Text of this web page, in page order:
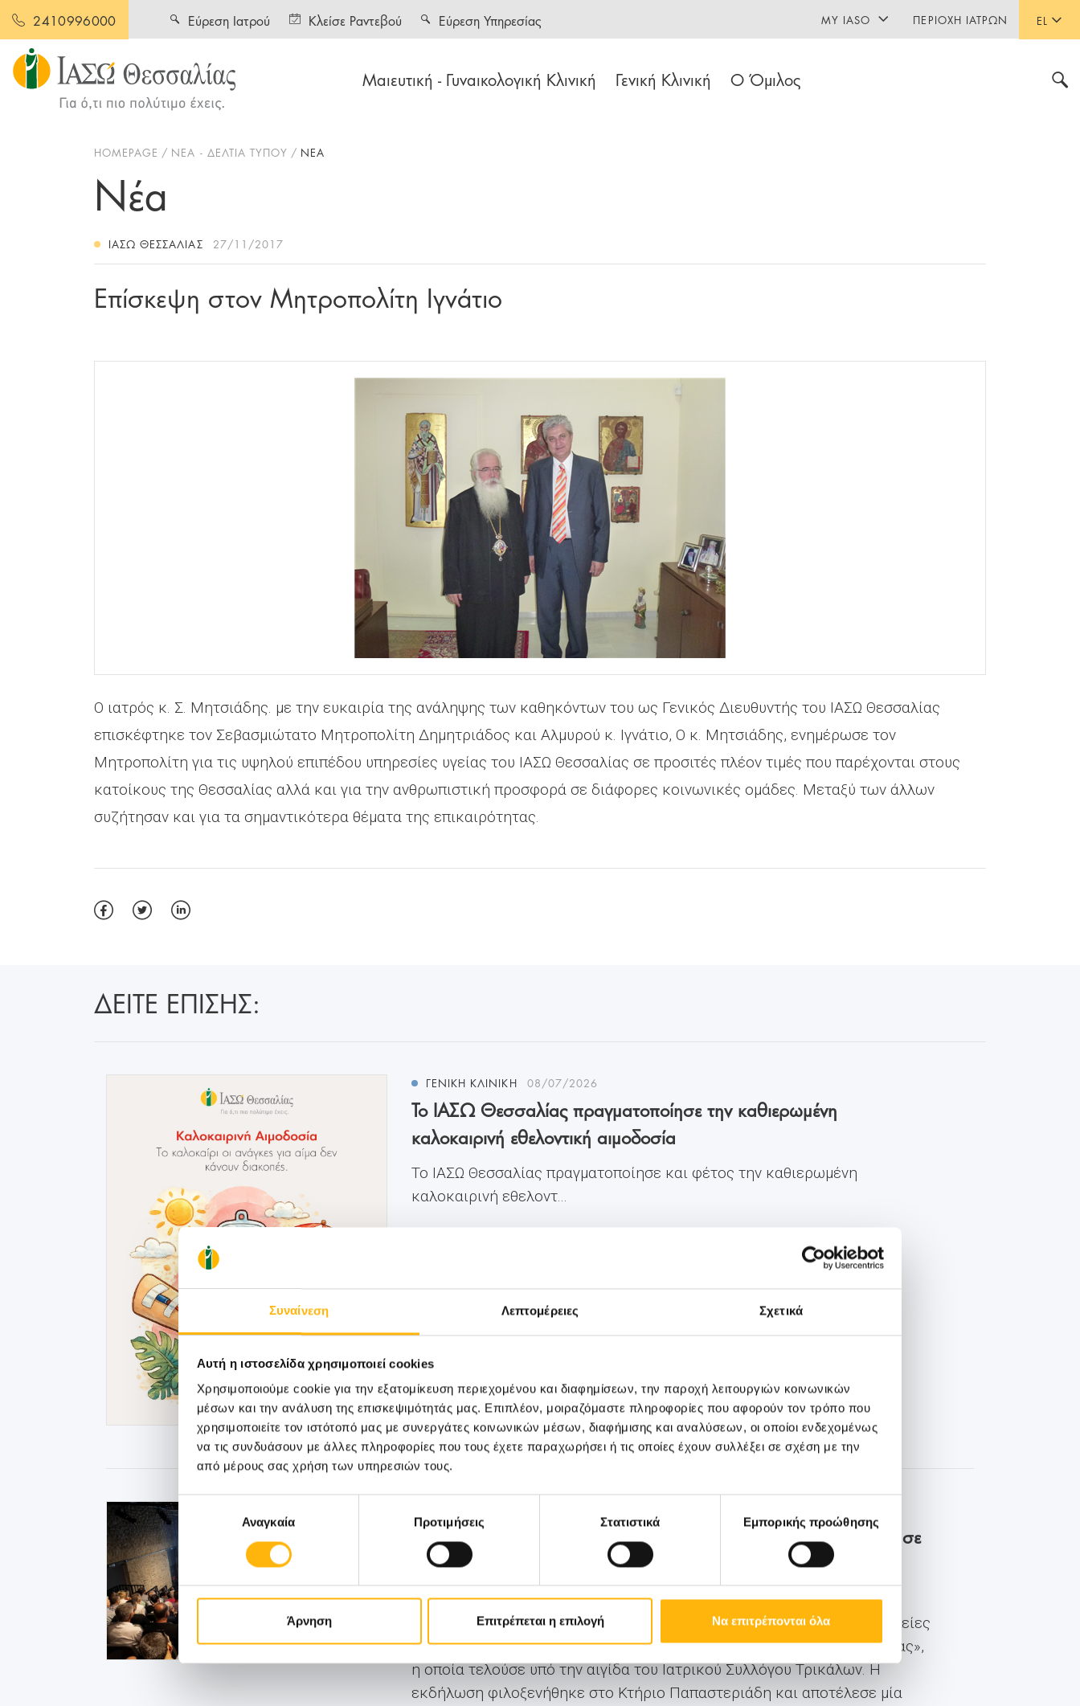
Συναίνεση Λεπτομέρειες Σχετικά
Αυτή η ιστοσελίδα χρησιμοποιεί cookies
Χρησιμοποιούμε cookie για την εξατομίκευση περιεχομένου και διαφημίσεων, την παροχή λειτουργιών κοινωνικών
μέσων και την ανάλυση της επισκεψιμότητάς μας. Επιπλέον, μοιραζόμαστε πληροφορίες που αφορούν τον τρόπο που
χρησιμοποιείτε τον ιστότοπό μας με συνεργάτες κοινωνικών μέσων, διαφήμισης και αναλύσεων, οι οποίοι ενδεχομένως
να τις συνδυάσουν με άλλες πληροφορίες που τους έχετε παραχωρήσει ή τις οποίες έχουν συλλέξει σε σχέση με την
από μέρους σας χρήση των υπηρεσιών τους.
Επιλογή
συγκατάθεσηςΑναγκαία Προτιμήσεις Στατιστικά Εμπορικής προώθησης
Άρνηση Επιτρέπεται η επιλογή Να επιτρέπονται όλα
2410996000 EL
Μαιευτική - Γυναικολογική Κλινική Γενική Κλινική Ο Όμιλος
Εύρεση Ιατρού Κλείσε Ραντεβού Εύρεση Υπηρεσίας MY IASO ΠΕΡΙΟΧΉ ΙΑΤΡΏΝ
HOMEPAGE ΝΕΑ - ΔΕΛΤΙΑ ΤΥΠΟΥ ΝΕΑ
Νέα
ΙΑΣΩ ΘΕΣΣΑΛΊΑΣ 27/11/2017
Επίσκεψη στον Μητροπολίτη Ιγνάτιο
Ο ιατρός κ. Σ. Μητσιάδης. με την ευκαιρία της ανάληψης των καθηκόντων του ως Γενικός Διευθυντής του ΙΑΣΩ Θεσσαλίας
επισκέφτηκε τον Σεβασμιώτατο Μητροπολίτη Δημητριάδος και Αλμυρού κ. Ιγνάτιο, Ο κ. Μητσιάδης, ενημέρωσε τον
Μητροπολίτη για τις υψηλού επιπέδου υπηρεσίες υγείας του ΙΑΣΩ Θεσσαλίας σε προσιτές πλέον τιμές που παρέχονται στους
κατοίκους της Θεσσαλίας αλλά και για την ανθρωπιστική προσφορά σε διάφορες κοινωνικές ομάδες. Μεταξύ των άλλων
συζήτησαν και για τα σημαντικότερα θέματα της επικαιρότητας.
ΔΕΙΤΕ ΕΠΙΣΗΣ:
ΓΕΝΙΚΗ ΚΛΙΝΙΚΗ 08/07/2026
Το ΙΑΣΩ Θεσσαλίας πραγματοποίησε την καθιερωμένη
καλοκαιρινή εθελοντική αιμοδοσία
Το ΙΑΣΩ Θεσσαλίας πραγματοποίησε και φέτος την καθιερωμένη
καλοκαιρινή εθελοντ...
Μάθετε Περισσότερα
Ρομποτική χειρουργική και laser: Το ΙΑΣΩ Θεσσαλίας παρουσίασε
το μέλλον της Ουρολογίας στα Τρίκαλα
Με εξαιρετική συμμετοχή κοινού πραγματοποιήθηκε στα Τρίκαλα η
επιστημονική ημερίδα του ΙΑΣΩ Θεσσαλίας με θέμα «Καινοτόμες θεραπείες
στην Ουρολογία – Ρομποτική Χειρουργική και Laser στο ΙΑΣΩ Θεσσαλίας»,
η οποία τελούσε υπό την αιγίδα του Ιατρικού Συλλόγου Τρικάλων. Η
εκδήλωση φιλοξενήθηκε στο Κτήριο Παπαστεριάδη και αποτέλεσε μία